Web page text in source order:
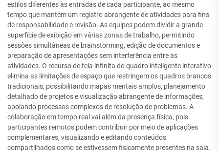
estilos diferentes às entradas de cada participante, ao mesmo
tempo que mantém um registro abrangente de atividades para fins
de responsabilidade e revisão. As equipes podem dividir a grande
superfície de exibição em várias zonas de trabalho, permitindo
sessões simultâneas de brainstorming, edição de documentos e
preparação de apresentações sem interferência entre as
atividades. O recurso de tela infinita do quadro inteligente interativo
elimina as limitações de espaço que restringem os quadros brancos
tradicionais, possibilitando mapas mentais amplos, planejamento
detalhado de projetos e visualização abrangente de informações,
apoiando processos complexos de resolução de problemas. A
colaboração em tempo real vai além da presença física, pois
participantes remotos podem contribuir por meio de aplicações
complementares, visualizando e editando conteúdos
compartilhados como se estivessem fisicamente presentes na sala.